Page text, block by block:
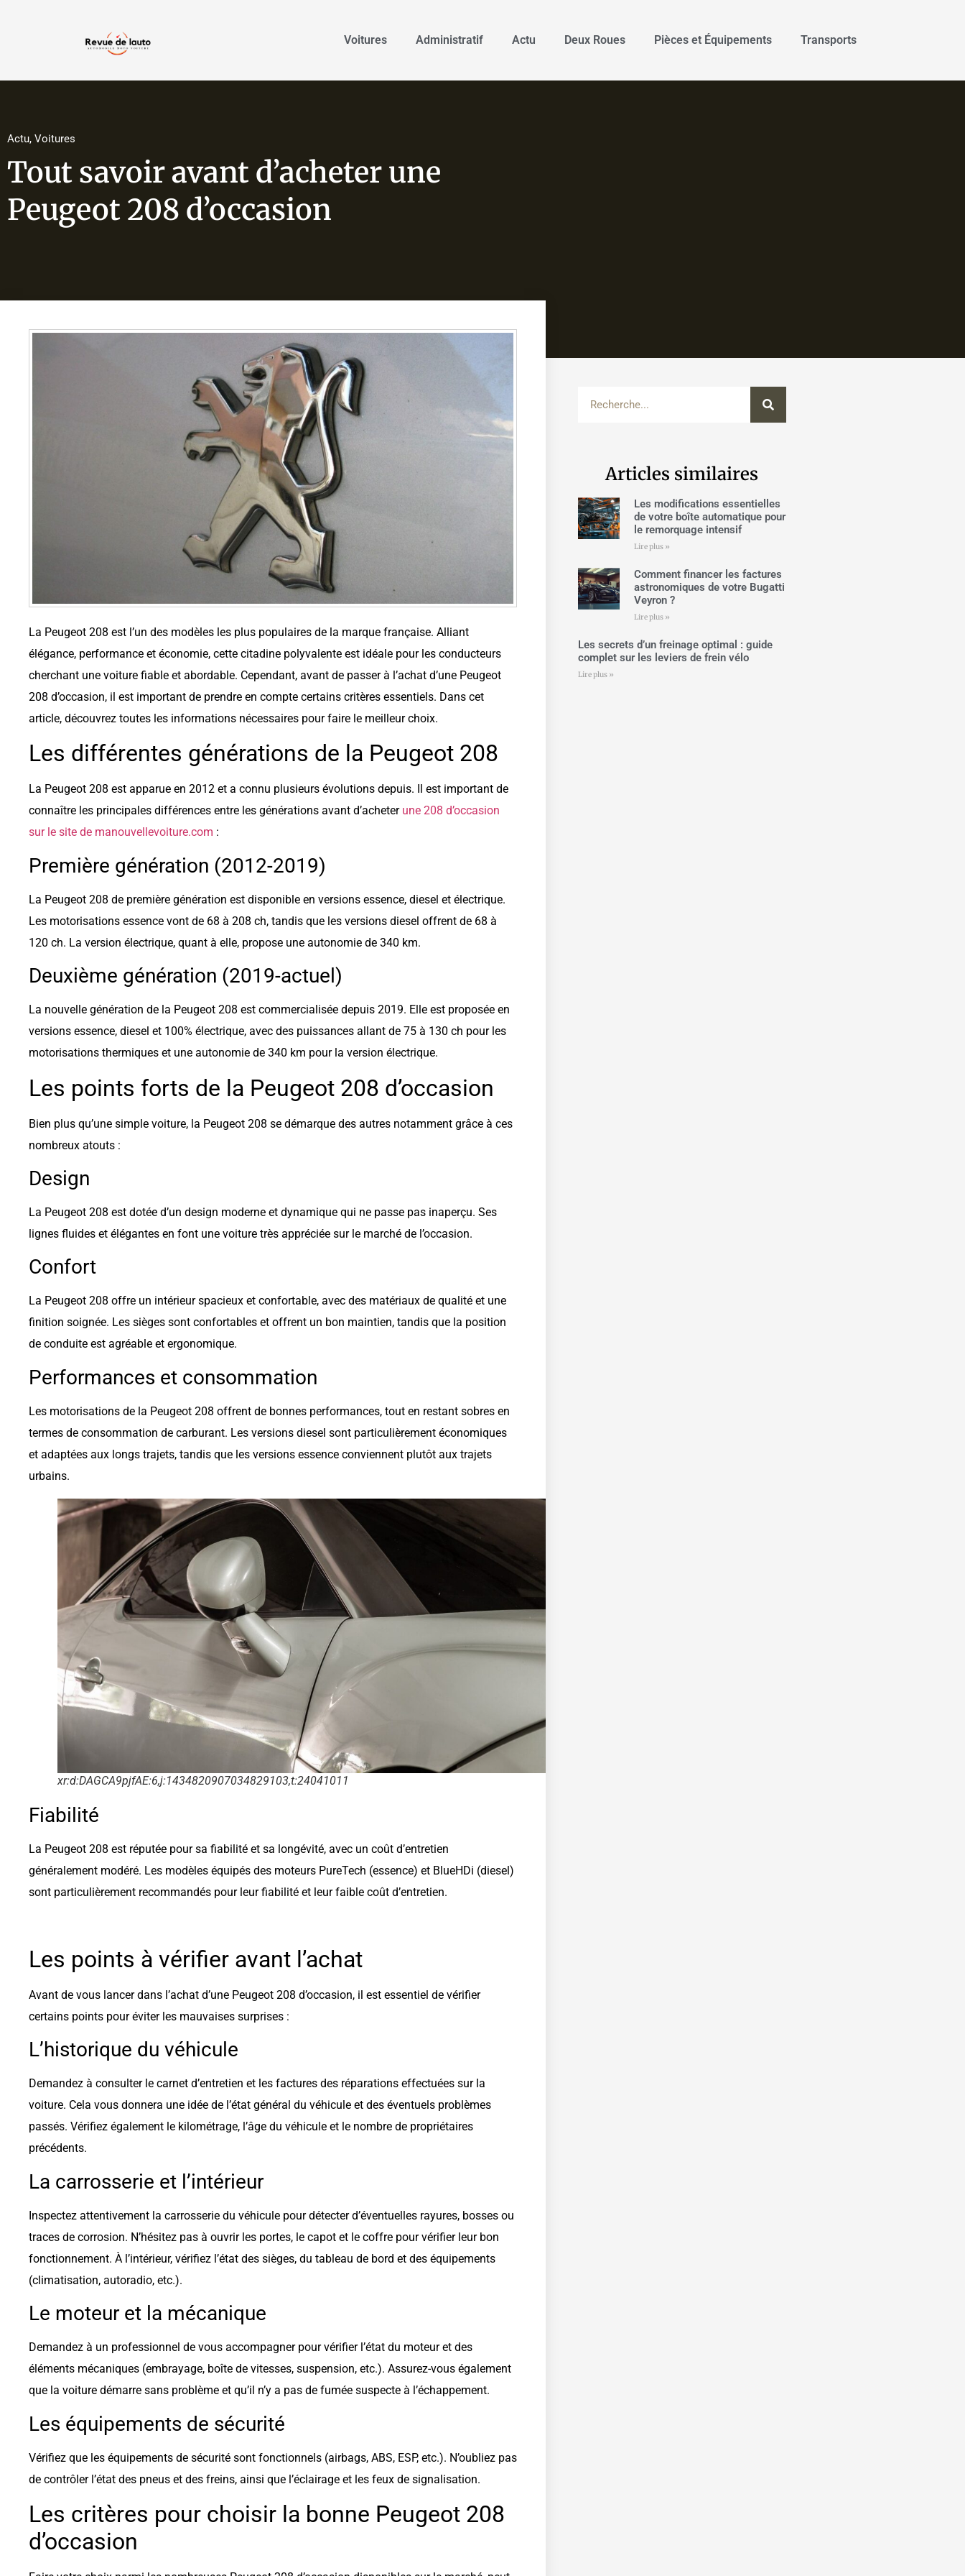
Voitures Administratif Actu Deux Roues Pièces et Équipements Transports
Actu, Voitures
Tout savoir avant d’acheter une
Peugeot 208 d’occasion
La Peugeot 208 est l’un des modèles les plus populaires de la marque française. Alliant
élégance, performance et économie, cette citadine polyvalente est idéale pour les conducteurs
cherchant une voiture fiable et abordable. Cependant, avant de passer à l’achat d’une Peugeot
208 d’occasion, il est important de prendre en compte certains critères essentiels. Dans cet
article, découvrez toutes les informations nécessaires pour faire le meilleur choix.
Les différentes générations de la Peugeot 208
La Peugeot 208 est apparue en 2012 et a connu plusieurs évolutions depuis. Il est important de
connaître les principales différences entre les générations avant d’acheter une 208 d’occasion
sur le site de manouvellevoiture.com :
Première génération (2012-2019)
La Peugeot 208 de première génération est disponible en versions essence, diesel et électrique.
Les motorisations essence vont de 68 à 208 ch, tandis que les versions diesel offrent de 68 à
120 ch. La version électrique, quant à elle, propose une autonomie de 340 km.
Deuxième génération (2019-actuel)
La nouvelle génération de la Peugeot 208 est commercialisée depuis 2019. Elle est proposée en
versions essence, diesel et 100% électrique, avec des puissances allant de 75 à 130 ch pour les
motorisations thermiques et une autonomie de 340 km pour la version électrique.
Les points forts de la Peugeot 208 d’occasion
Bien plus qu’une simple voiture, la Peugeot 208 se démarque des autres notamment grâce à ces
nombreux atouts :
Design
La Peugeot 208 est dotée d’un design moderne et dynamique qui ne passe pas inaperçu. Ses
lignes fluides et élégantes en font une voiture très appréciée sur le marché de l’occasion.
Confort
La Peugeot 208 offre un intérieur spacieux et confortable, avec des matériaux de qualité et une
finition soignée. Les sièges sont confortables et offrent un bon maintien, tandis que la position
de conduite est agréable et ergonomique.
Performances et consommation
Les motorisations de la Peugeot 208 offrent de bonnes performances, tout en restant sobres en
termes de consommation de carburant. Les versions diesel sont particulièrement économiques
et adaptées aux longs trajets, tandis que les versions essence conviennent plutôt aux trajets
urbains.
xr:d:DAGCA9pjfAE:6,j:1434820907034829103,t:24041011
Fiabilité
La Peugeot 208 est réputée pour sa fiabilité et sa longévité, avec un coût d’entretien
généralement modéré. Les modèles équipés des moteurs PureTech (essence) et BlueHDi (diesel)
sont particulièrement recommandés pour leur fiabilité et leur faible coût d’entretien.
Les points à vérifier avant l’achat
Avant de vous lancer dans l’achat d’une Peugeot 208 d’occasion, il est essentiel de vérifier
certains points pour éviter les mauvaises surprises :
L’historique du véhicule
Demandez à consulter le carnet d’entretien et les factures des réparations effectuées sur la
voiture. Cela vous donnera une idée de l’état général du véhicule et des éventuels problèmes
passés. Vérifiez également le kilométrage, l’âge du véhicule et le nombre de propriétaires
précédents.
La carrosserie et l’intérieur
Inspectez attentivement la carrosserie du véhicule pour détecter d’éventuelles rayures, bosses ou
traces de corrosion. N’hésitez pas à ouvrir les portes, le capot et le coffre pour vérifier leur bon
fonctionnement. À l’intérieur, vérifiez l’état des sièges, du tableau de bord et des équipements
(climatisation, autoradio, etc.).
Le moteur et la mécanique
Demandez à un professionnel de vous accompagner pour vérifier l’état du moteur et des
éléments mécaniques (embrayage, boîte de vitesses, suspension, etc.). Assurez-vous également
que la voiture démarre sans problème et qu’il n’y a pas de fumée suspecte à l’échappement.
Les équipements de sécurité
Vérifiez que les équipements de sécurité sont fonctionnels (airbags, ABS, ESP, etc.). N’oubliez pas
de contrôler l’état des pneus et des freins, ainsi que l’éclairage et les feux de signalisation.
Les critères pour choisir la bonne Peugeot 208
d’occasion
Articles similaires
Les modifications essentielles
de votre boîte automatique pour
le remorquage intensif
Lire plus »
Comment financer les factures
astronomiques de votre Bugatti
Veyron ?
Lire plus »
Les secrets d’un freinage optimal : guide
complet sur les leviers de frein vélo
Lire plus »